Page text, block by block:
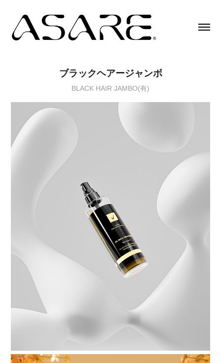
ブラックヘアージャンボ
BLACK HAIR JAMBO(有)